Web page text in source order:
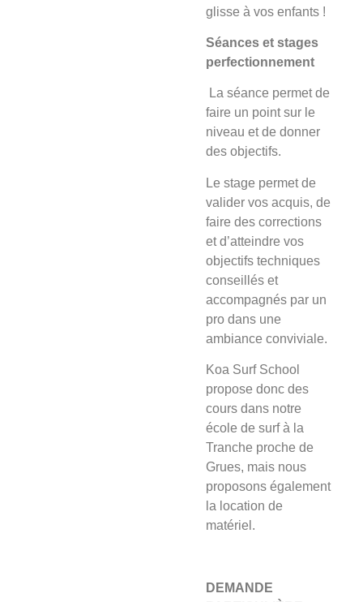
glisse à vos enfants !
Séances et stages
perfectionnement
La séance permet de
faire un point sur le
niveau et de donner
des objectifs.
Le stage permet de
valider vos acquis, de
faire des corrections
et d’atteindre vos
objectifs techniques
conseillés et
accompagnés par un
pro dans une
ambiance conviviale.
Koa Surf School
propose donc des
cours dans notre
école de surf à la
Tranche proche de
Grues, mais nous
proposons également
la location de
matériel.
DEMANDE